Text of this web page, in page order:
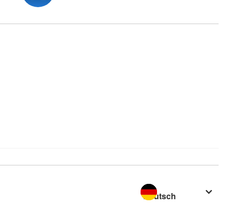
Sprache wechseln zu